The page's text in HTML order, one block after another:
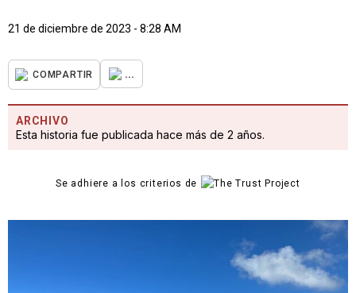
21 de diciembre de 2023 - 8:28 AM
COMPARTIR ...
ARCHIVO
Esta historia fue publicada hace más de 2 años.
Se adhiere a los criterios de